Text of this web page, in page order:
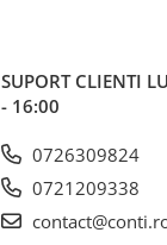
SUPORT CLIENTI
- 16:00
0726309824
0721209338